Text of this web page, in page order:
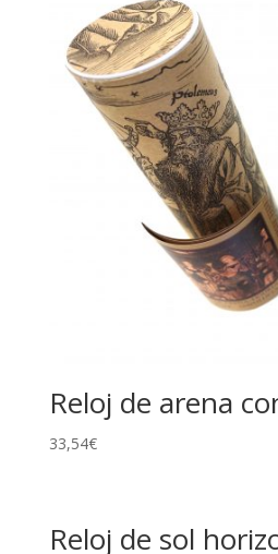
Reloj de arena
33,54€
Reloj de sol